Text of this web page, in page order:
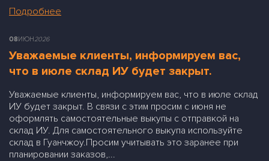
Подробнее
08ИЮН2026
Уважаемые клиенты, информируем вас,
что в июле склад ИУ будет закрыт.
Уважаемые клиенты, информируем вас, что в июле склад
ИУ будет закрыт. В связи с этим просим с июня не
оформлять самостоятельные выкупы с отправкой на
склад ИУ. Для самостоятельного выкупа используйте
склад в Гуанчжоу.Просим учитывать это заранее при
планировании заказов,...